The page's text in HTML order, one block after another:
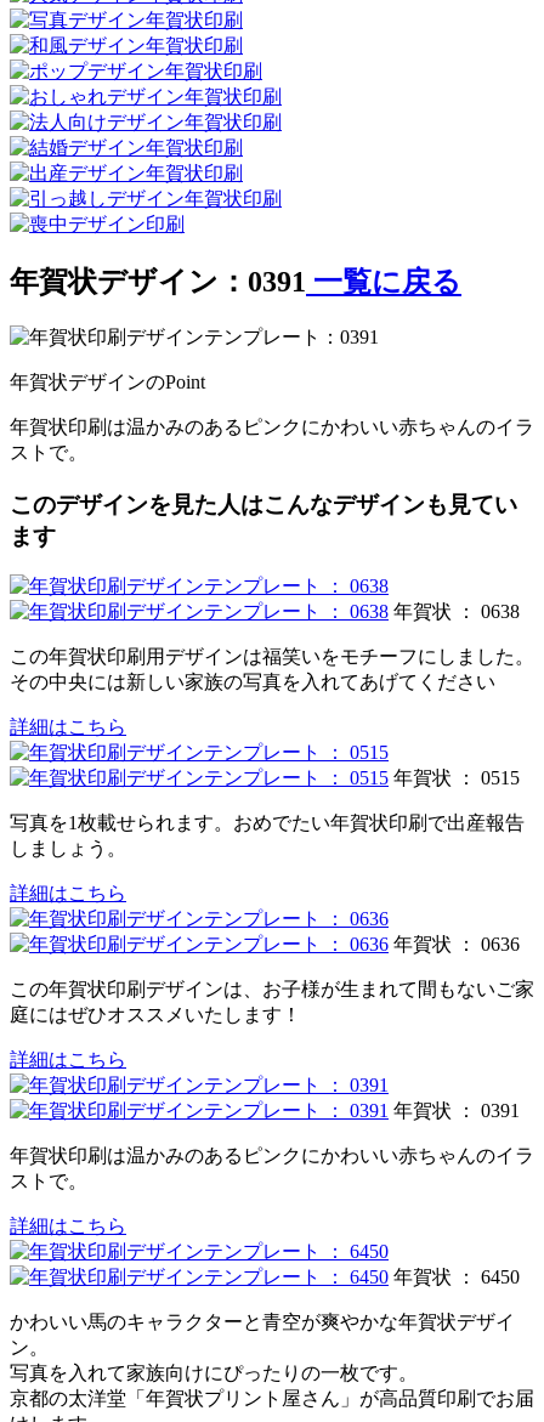
年賀状デザイン：0391 一覧に戻る
年賀状デザインのPoint
年賀状印刷は温かみのあるピンクにかわいい赤ちゃんのイラ
ストで。
このデザインを見た人はこんなデザインも見てい
ます
年賀状 ： 0638
この年賀状印刷用デザインは福笑いをモチーフにしました。
その中央には新しい家族の写真を入れてあげてください
詳細はこちら
年賀状 ： 0515
写真を1枚載せられます。おめでたい年賀状印刷で出産報告
しましょう。
詳細はこちら
年賀状 ： 0636
この年賀状印刷デザインは、お子様が生まれて間もないご家
庭にはぜひオススメいたします！
詳細はこちら
年賀状 ： 0391
年賀状印刷は温かみのあるピンクにかわいい赤ちゃんのイラ
ストで。
詳細はこちら
年賀状 ： 6450
かわいい馬のキャラクターと青空が爽やかな年賀状デザイ
ン。
写真を入れて家族向けにぴったりの一枚です。
京都の太洋堂「年賀状プリント屋さん」が高品質印刷でお届